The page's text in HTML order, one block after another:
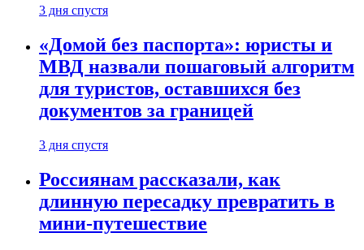
3 дня спустя
«Домой без паспорта»: юристы и
МВД назвали пошаговый алгоритм
для туристов, оставшихся без
документов за границей
3 дня спустя
Россиянам рассказали, как
длинную пересадку превратить в
мини-путешествие